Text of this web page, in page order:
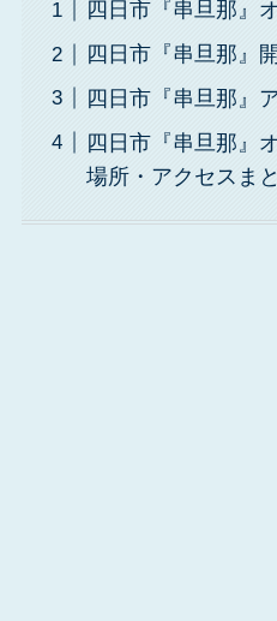
四日市『串旦那』
四日市『串旦那』
四日市『串旦那』
四日市『串旦那』
場所・アクセスま